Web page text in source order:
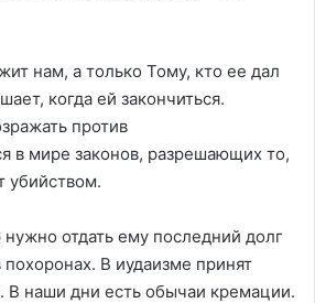
нам, а только Тому, кто ее дал
когда ей закончиться.
против
в мире законов, разрешающих то,
убийством.
отдать ему последний долг
похоронах. В иудаизме принят
В наши дни есть обычаи кремации.